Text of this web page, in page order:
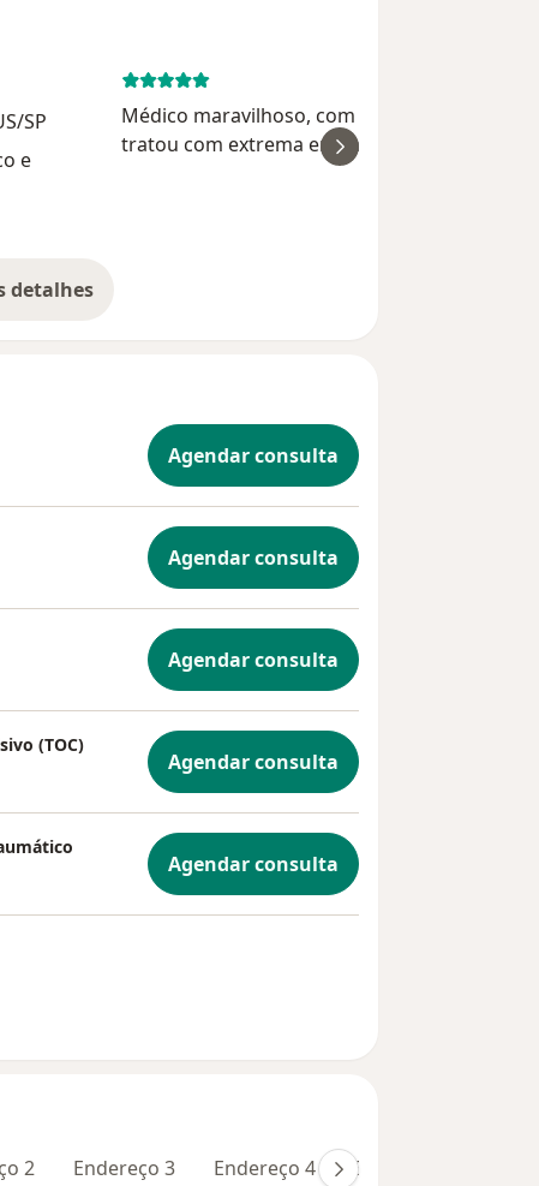
SP
e
Médico maravilhoso, com escuta ativa, que me
tratou com extrema empatia e compaixão.
Durante toda a consulta, me orientou com
detalhes
a experiência
Agendar consulta
Agendar consulta
Agendar consulta
(TOC)
Agendar consulta
Agendar consulta
2 Endereço 3 Endereço 4 Endereço 5